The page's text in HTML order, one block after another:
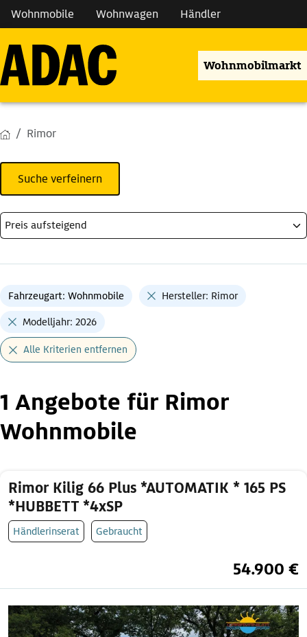
Wohnmobile Wohnwagen Händler
Wohnmobilmarkt
Rimor
Suche verfeinern
Fahrzeugart: Wohnmobile Hersteller: Rimor
Modelljahr: 2026
Alle Kriterien entfernen
1 Angebote für Rimor
Wohnmobile
Rimor Kilig 66 Plus *AUTOMATIK * 165 PS
*HUBBETT *4xSP
Händlerinserat Gebraucht
54.900 €